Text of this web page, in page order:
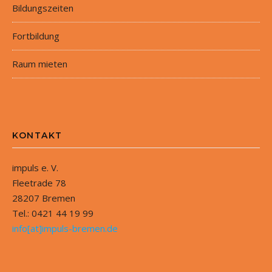
Bildungszeiten
Fortbildung
Raum mieten
KONTAKT
impuls e. V.
Fleetrade 78
28207 Bremen
Tel.: 0421 44 19 99
info[at]impuls-bremen.de